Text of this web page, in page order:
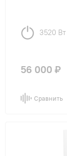
3520 Вт
56 000 ₽
Сравнить